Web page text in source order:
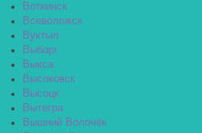
Воткинск
Всеволожск
Вуктыл
Выборг
Выкса
Высоковск
Высоцк
Вытегра
Вышний Волочёк